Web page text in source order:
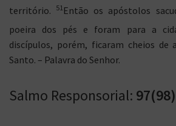
território.
51Então os apóstolos
poeira dos pés e foram para a
discípulos, porém, ficaram cheios de
Santo. – Palavra do Senhor.
Salmo Responsorial: 97(98)